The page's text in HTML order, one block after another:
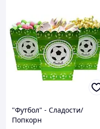
"Футбол" - Сладости/
Попкорн